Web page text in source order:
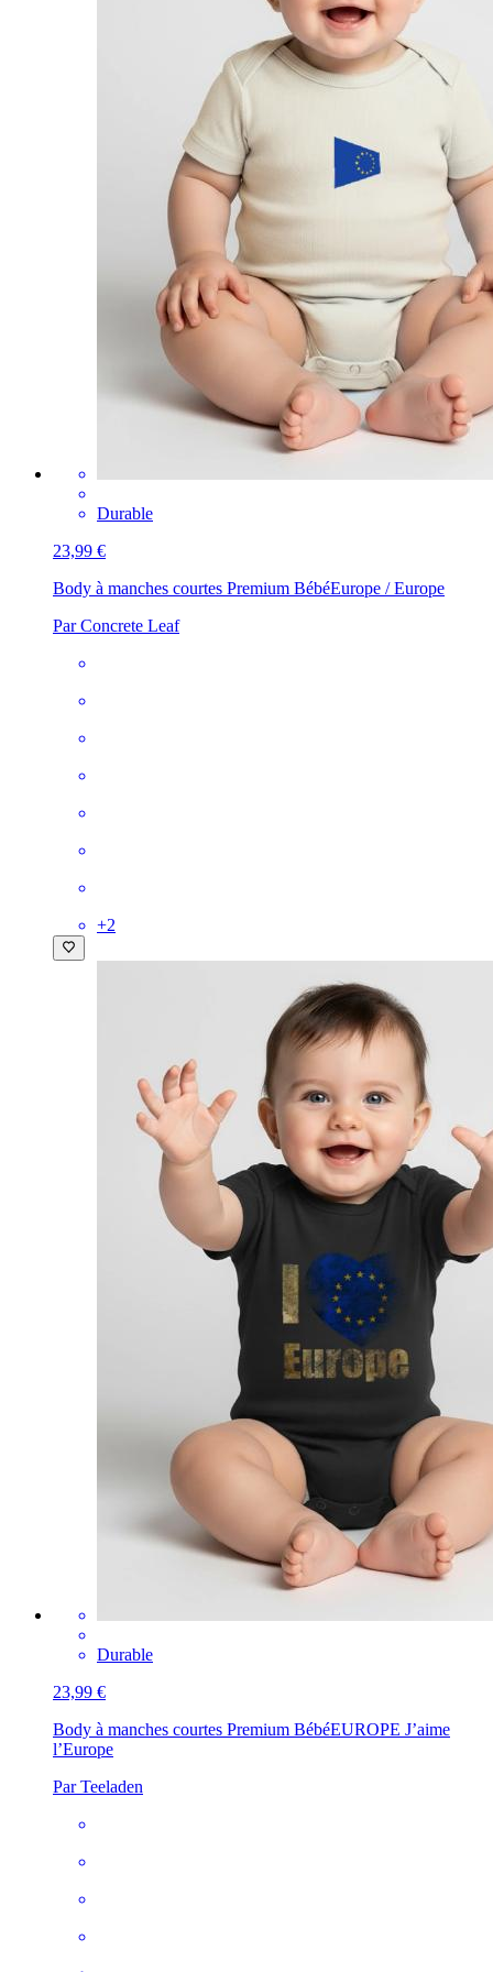
Durable
23,99 €
Body à manches courtes Premium BébéEurope / Europe
Par Concrete Leaf
+2
Durable
23,99 €
Body à manches courtes Premium BébéEUROPE J’aime
l’Europe
Par Teeladen